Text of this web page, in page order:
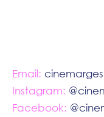
Email:
Instagram:
Facebook: